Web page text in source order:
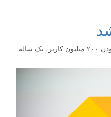
اپلیکیشن Google Photos با دارا بودن ۲۰۰ میلیون کاربر، یک ساله